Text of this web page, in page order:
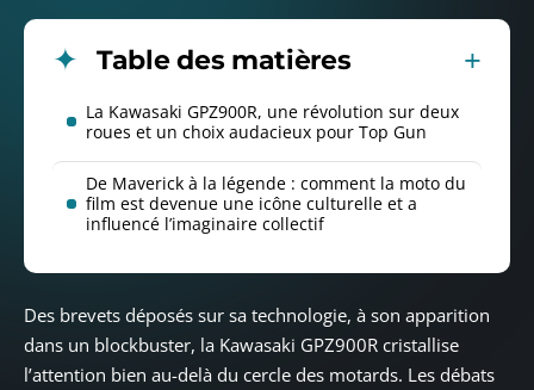
Table des matières
La Kawasaki GPZ900R, une révolution sur deux
roues et un choix audacieux pour Top Gun
De Maverick à la légende : comment la moto du
film est devenue une icône culturelle et a
influencé l’imaginaire collectif
Des brevets déposés sur sa technologie, à son apparition
dans un blockbuster, la Kawasaki GPZ900R cristallise
l’attention bien au-delà du cercle des motards. Les débats